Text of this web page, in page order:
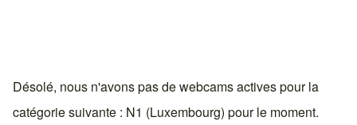
Désolé, nous n'avons pas de webcams actives pour la
catégorie suivante : N1 (Luxembourg) pour le moment.